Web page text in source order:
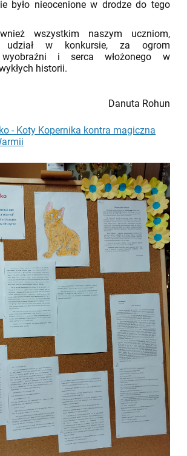
było nieocenione w drodze do tego
wszystkim naszym uczniom,
udział w konkursie, za ogrom
wyobraźni i serca włożonego w
historii.
Danuta Rohun
- Koty Kopernika kontra magiczna